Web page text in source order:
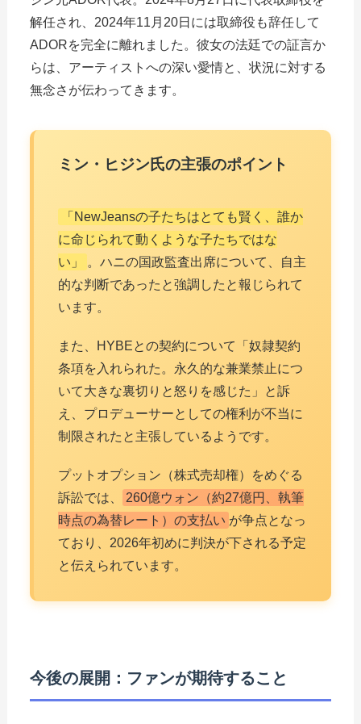
解任され、2024年11月20日には取締役も辞任して
ADORを完全に離れました。彼女の法廷での証言か
らは、アーティストへの深い愛情と、状況に対する
無念さが伝わってきます。
ミン・ヒジン氏の主張のポイント
「NewJeansの子たちはとても賢く、誰か
に命じられて動くような子たちではな
い」
。ハニの国政監査出席について、自主
的な判断であったと強調したと報じられて
います。
また、HYBEとの契約について「奴隷契約
条項を入れられた。永久的な兼業禁止につ
いて大きな裏切りと怒りを感じた」と訴
え、プロデューサーとしての権利が不当に
制限されたと主張しているようです。
プットオプション（株式売却権）をめぐる
訴訟では、
260億ウォン（約27億円、執筆
時点の為替レート）の支払い が争点となっ
ており、2026年初めに判決が下される予定
と伝えられています。
今後の展開：ファンが期待すること